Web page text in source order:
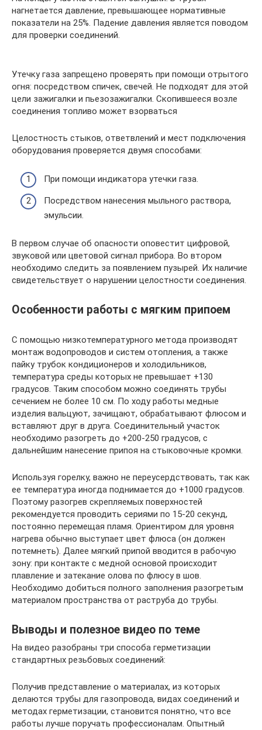
нагнетается давление, превышающее нормативные
показатели на 25%. Падение давления является поводом
для проверки соединений.
Утечку газа запрещено проверять при помощи отрытого
огня: посредством спичек, свечей. Не подходят для этой
цели зажигалки и пьезозажигалки. Скопившееся возле
соединения топливо может взорваться
Целостность стыков, ответвлений и мест подключения
оборудования проверяется двумя способами:
При помощи индикатора утечки газа.
Посредством нанесения мыльного раствора,
эмульсии.
В первом случае об опасности оповестит цифровой,
звуковой или цветовой сигнал прибора. Во втором
необходимо следить за появлением пузырей. Их наличие
свидетельствует о нарушении целостности соединения.
Особенности работы с мягким припоем
С помощью низкотемпературного метода производят
монтаж водопроводов и систем отопления, а также
пайку трубок кондиционеров и холодильников,
температура среды которых не превышает +130
градусов. Таким способом можно соединять трубы
сечением не более 10 см. По ходу работы медные
изделия вальцуют, зачищают, обрабатывают флюсом и
вставляют друг в друга. Соединительный участок
необходимо разогреть до +200-250 градусов, с
дальнейшим нанесение припоя на стыковочные кромки.
Используя горелку, важно не переусердствовать, так как
ее температура иногда поднимается до +1000 градусов.
Поэтому разогрев скрепляемых поверхностей
рекомендуется проводить сериями по 15-20 секунд,
постоянно перемещая пламя. Ориентиром для уровня
нагрева обычно выступает цвет флюса (он должен
потемнеть). Далее мягкий припой вводится в рабочую
зону: при контакте с медной основой происходит
плавление и затекание олова по флюсу в шов.
Необходимо добиться полного заполнения разогретым
материалом пространства от раструба до трубы.
Выводы и полезное видео по теме
На видео разобраны три способа герметизации
стандартных резьбовых соединений:
Получив представление о материалах, из которых
делаются трубы для газопровода, видах соединений и
методах герметизации, становится понятно, что все
работы лучше поручать профессионалам. Опытный